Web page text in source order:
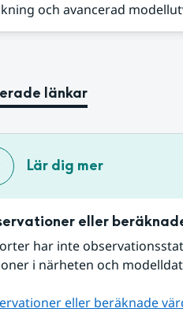
och avancerad
länkar
Lär dig mer
eller
har inte
i närheten och
eller beräknade